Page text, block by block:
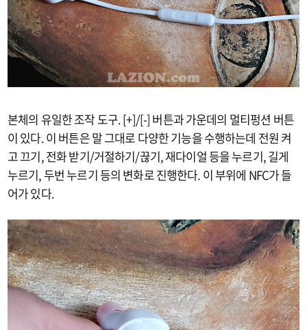
본체의 유일한 조작 도구. [+]/[-] 버튼과 가운데의 멀티펑션 버튼
이 있다. 이 버튼은 말 그대로 다양한 기능을 수행하는데 전원 켜
고 끄기, 전화 받기/거절하기/끊기, 재다이얼 등을 누르기, 길게
누르기, 두번 누르기 등의 변화로 진행한다. 이 부위에 NFC가 들
어가 있다.